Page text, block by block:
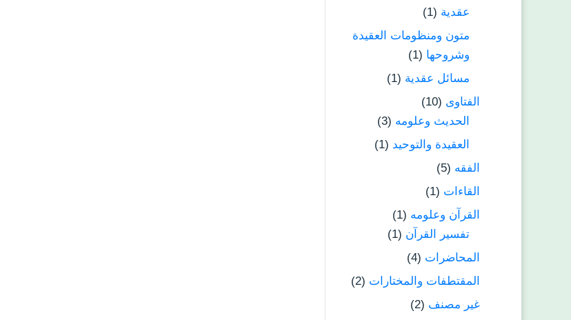
عقدية (1)
متون ومنظومات العقيدة
وشروحها (1)
مسائل عقدية (1)
الفتاوى (10)
الحديث وعلومه (3)
العقيدة والتوحيد (1)
الفقه (5)
القاءات (1)
القرآن وعلومه (1)
تفسير القرآن (1)
المحاضرات (4)
المقتطفات والمختارات (2)
غير مصنف (2)